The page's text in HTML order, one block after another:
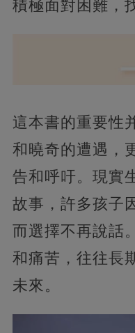
積極面對困難，
這本書的重要性
和曉奇的遭遇，
告和呼吁。現實
故事，許多孩子
而選擇不再說話
和痛苦，往往長
未來。